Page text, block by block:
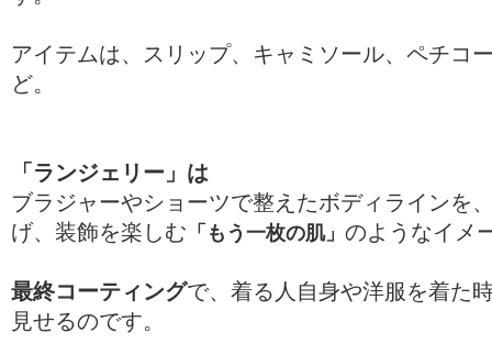
アイテムは、スリップ、キャミソール、ペチコ
ど。
「ランジェリー」は
ブラジャーやショーツで整えたボディラインを
げ、装飾を楽しむ 「もう一枚の肌」 のようなイメ
最終コーティングで、着る人自身や洋服を着た
見せるのです。